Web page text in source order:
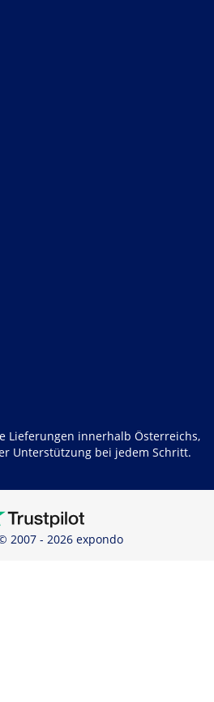
Lieferungen innerhalb Österreichs,
Unterstützung bei jedem Schritt.
2007 - 2026 expondo